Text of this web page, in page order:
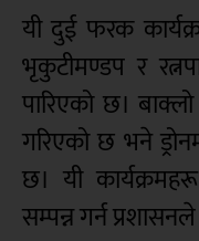
यी दुई फरक
भृकुटीमण्डप र
पारिएको छ।
गरिएको छ भने
छ। यी
सम्पन्न गर्न